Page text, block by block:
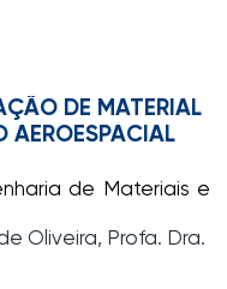
DE MATERIAL
AEROESPACIAL
de Materiais e
Oliveira, Profa. Dra.